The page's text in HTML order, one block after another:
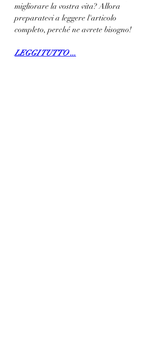
migliorare la vostra vita? Allora
preparatevi a leggere l'articolo
completo, perché ne avrete bisogno!
LEGGI TUTTO ...